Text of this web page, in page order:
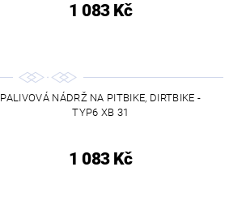
1 083 Kč
PALIVOVÁ NÁDRŽ NA PITBIKE, DIRTBIKE -
TYP6 XB 31
1 083 Kč